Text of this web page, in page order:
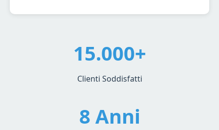
15.000+
Clienti Soddisfatti
8 Anni